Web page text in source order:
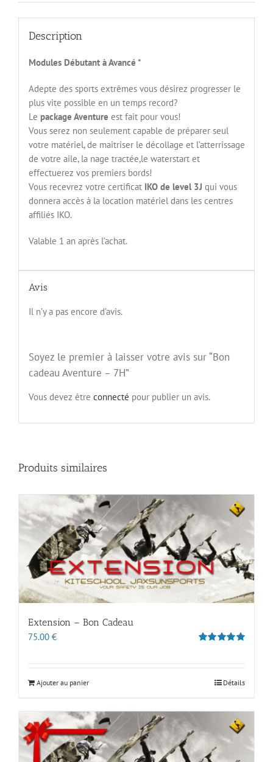
Description
Modules Débutant à Avancé *
Adepte des sports extrêmes vous désirez progresser le
plus vite possible en un temps record?
Le package Aventure est fait pour vous!
Vous serez non seulement capable de préparer seul
votre matériel, de maitriser le décollage et l’atterrissage
de votre aile, la nage tractée,le waterstart et
effectuerez vos premiers bords!
Vous recevrez votre certificat IKO de level 3J qui vous
donnera accès à la location matériel dans les centres
affiliés IKO.
Valable 1 an après l’achat.
Avis
Il n’y a pas encore d’avis.
Soyez le premier à laisser votre avis sur “Bon
cadeau Aventure – 7H”
Vous devez être connecté pour publier un avis.
Produits similaires
Extension – Bon Cadeau
75.00 €
Ajouter au panier Détails